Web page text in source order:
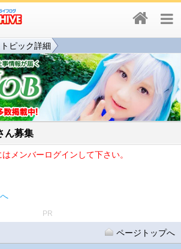
トピック詳細
ん募集
メンバーログインして下さい。
PR
ページトップへ